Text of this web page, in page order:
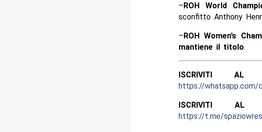
–ROH World
sconfitto Anthony
–ROH Women’s
mantiene il titolo.
ISCRIVITI AL
https://whatsapp.com/
ISCRIVITI AL
https://t.me/